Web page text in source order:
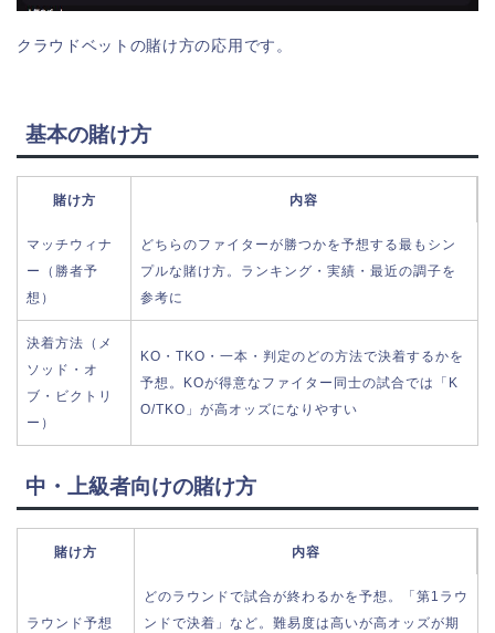
クラウドベットの賭け方の応用です。
基本の賭け方
賭け方 内容
マッチウィナ
ー（勝者予
想）
どちらのファイターが勝つかを予想する最もシン
プルな賭け方。ランキング・実績・最近の調子を
参考に
決着方法（メ
ソッド・オ
ブ・ビクトリ
ー）
KO・TKO・一本・判定のどの方法で決着するかを
予想。KOが得意なファイター同士の試合では「K
O/TKO」が高オッズになりやすい
中・上級者向けの賭け方
賭け方 内容
ラウンド予想
どのラウンドで試合が終わるかを予想。「第1ラウ
ンドで決着」など。難易度は高いが高オッズが期